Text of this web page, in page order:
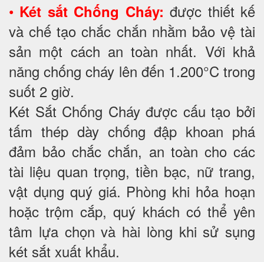
• Két sắt Chống Cháy: được thiết kế
và chế tạo chắc chắn nhằm bảo vệ tài
sản một cách an toàn nhất. Với khả
năng chống cháy lên đến 1.200°C trong
suốt 2 giờ.
Két Sắt Chống Cháy được cấu tạo bởi
tấm thép dày chống đập khoan phá
đảm bảo chắc chắn, an toàn cho các
tài liệu quan trọng, tiền bạc, nữ trang,
vật dụng quý giá. Phòng khi hỏa hoạn
hoặc trộm cắp, quý khách có thể yên
tâm lựa chọn và hài lòng khi sử sụng
két sắt xuất khẩu.